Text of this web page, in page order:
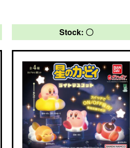
Stock: 〇